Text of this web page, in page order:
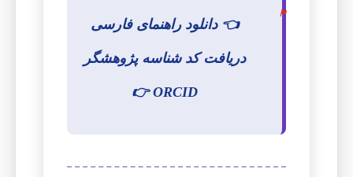
👈 دانلود راهنمای فارسی
دریافت کد شناسه پژوهشگر
ORCID 👉